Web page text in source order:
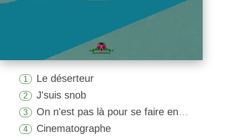
1 Le déserteur
2 J'suis snob
3 On n'est pas là pour se faire engueuler
4 Cinematographe